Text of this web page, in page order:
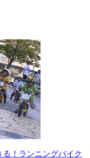
！ランニングバイク